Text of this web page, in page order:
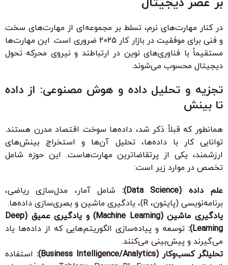
در کنار مهارت‌های نرم، تسلط بر مجموعه‌ای از مهارت‌های سخت
و فنی برای موفقیت در بازار کار 2025 ضروری است. این مهارت‌ها
مستقیماً با فناوری‌های نوین در ارتباطند و نیروی محرکه تحول
دیجیتال محسوب می‌شوند.
تجزیه و تحلیل داده و هوش مصنوعی: از داده
تا بینش
همانطور که قبلاً ذکر شد، داده‌ها سوخت اقتصاد مدرن هستند.
توانایی کار با داده‌ها، تحلیل آن‌ها و استخراج بینش‌های
ارزشمند، یکی از پرتقاضاترین مهارت‌هاست. این حوزه شامل
تخصص در موارد زیر است:
علم داده (Data Science):
شامل آمار، مدل‌سازی ریاضی،
برنامه‌نویسی (پایتون، R)، یادگیری ماشین و بصری‌سازی داده‌ها.
یادگیری ماشین (Machine Learning) و یادگیری عمیق (Deep
Learning):
توسعه و پیاده‌سازی الگوریتم‌هایی که از داده‌ها یاد
می‌گیرند و پیش‌بینی می‌کنند.
تحلیلگر کسب‌وکار (Business Intelligence/Analytics):
استفاده